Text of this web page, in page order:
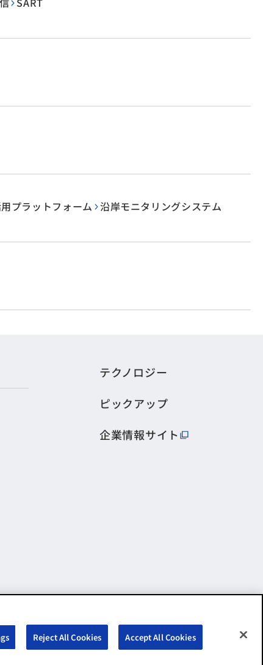
プラットフォーム 沿岸モニタリングシステム
テクノロジー
ピックアップ
企業情報サイト
Reject All Cookies Accept All Cookies